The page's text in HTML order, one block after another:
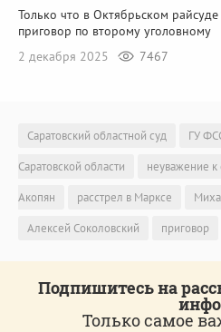
Только что в Октябрьском
приговор по второму уголовному
2 декабря 2025
7467
Саратовский областной суд
ГУ
Саратовской области
неуважение к
Акопян
расстрел в Марксе
Алексей Соколовский
приговор
Подпишитесь на
Только самое